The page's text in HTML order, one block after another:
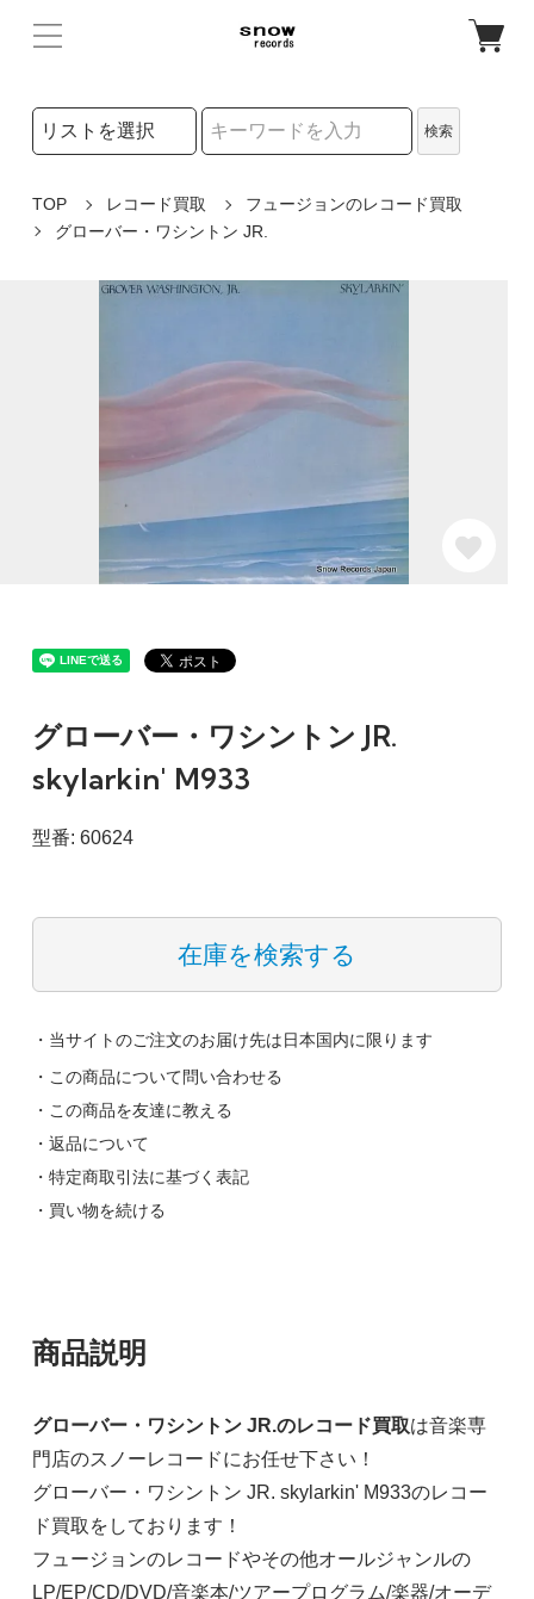
検索リストの選択
検索
TOP レコード買取
フュージョンのレコード買取
グローバー・ワシントン JR.
グローバー・ワシントン JR.
skylarkin' M933
型番: 60624
在庫を検索する
・当サイトのご注文のお届け先は日本国内に限ります
・この商品について問い合わせる
・この商品を友達に教える
・返品について
・特定商取引法に基づく表記
・買い物を続ける
商品説明
グローバー・ワシントン JR.のレコード買取は音楽専
門店のスノーレコードにお任せ下さい！
グローバー・ワシントン JR. skylarkin' M933のレコー
ド買取をしております！
フュージョンのレコードやその他オールジャンルの
LP/EP/CD/DVD/音楽本/ツアープログラム/楽器/オーデ